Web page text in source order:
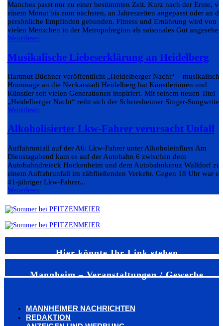
Manches passt nur zu einer bestimmten Zeit. Kurz nach der Ernte,
einem Monat bis zum nächsten, an Jahreszeiten angepasst oder an
persönliche Empfinden gebunden. Fitness und Ernährung wird von
vielen Menschen in der Metropolregion als saisonales Gut
Weiterlesen
Musikalische Liebeserklärung an Heidelberg
Hartmut Büchner veröffentlicht „Heidelberger Nacht“ – musikalische
Hommage an die Neckarstadt Heidelberg hat Künstlerinnen und
Künstler seit vielen Generationen inspiriert. Mit seinem neuen Titel
„Heidelberger Nacht“ reiht sich der Schriesheimer Singer-
Weiterlesen
Alkoholisierter Lkw-Fahrer verursacht Unfall
Auffahrunfall auf der A6: Lkw-Fahrer unter Alkoholeinfluss Am
Dienstagabend kam es auf der Autobahn 6 zwischen dem
Autobahndreieck Hockenheim und dem Autobahnkreuz Walldorf zu
einem Auffahrunfall im zähfließenden Verkehr. Gegen 18 Uhr war
41-jähriger Lkw-Fahrer...
Weiterlesen
Hier könnte Ihr Link stehen
Mannheim – Veranstaltungen / Gewerbe
MANNHEIMER NACHRICHTEN
REDAKTION